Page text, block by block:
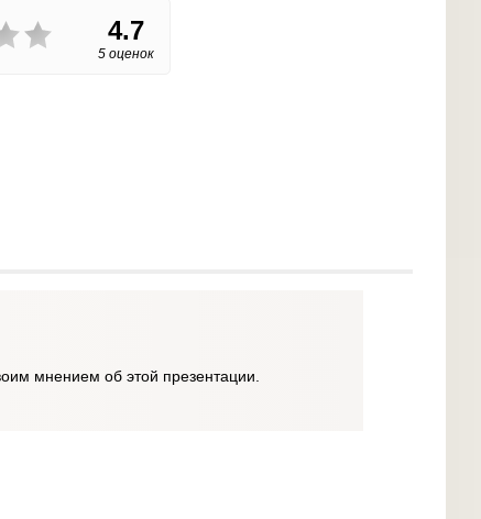
4.7
5 оценок
мнением об этой презентации.